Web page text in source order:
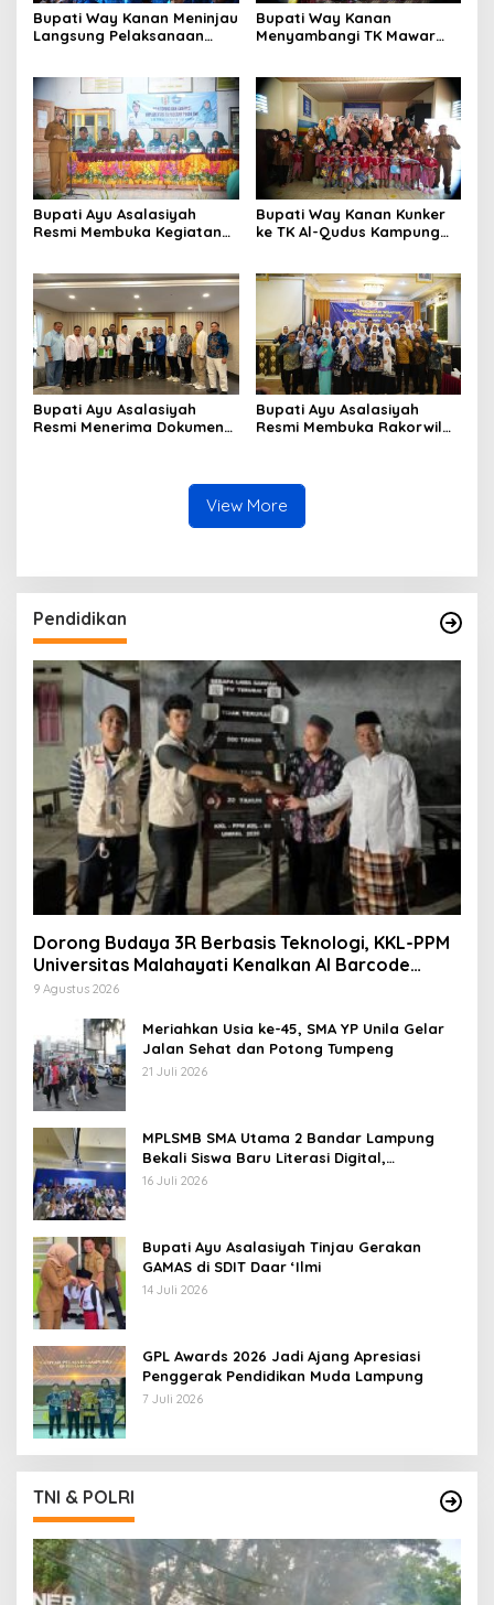
Bupati Way Kanan Meninjau
Langsung Pelaksanaan
Pembina Kampung Sri
Wijaya
Bupati Way Kanan
Menyambangi TK Mawar
Memperingati Hari Anak
Nasional
Bupati Ayu Asalasiyah
Resmi Membuka Kegiatan
Bupati Way Kanan Kunker
ke TK Al-Qudus Kampung
Bupati Ayu Asalasiyah
Resmi Menerima Dokumen
Bupati Ayu Asalasiyah
Resmi Membuka Rakorwil
View More
Pendidikan
Dorong Budaya 3R Berbasis Teknologi, KKL-PPM
Universitas Malahayati Kenalkan AI Barcode
untuk Edukasi Sampah
9 Agustus 2026
Meriahkan Usia ke-45, SMA YP Unila Gelar
Jalan Sehat dan Potong Tumpeng
21 Juli 2026
MPLSMB SMA Utama 2 Bandar Lampung
Bekali Siswa Baru Literasi Digital,
Jurnalistik, dan Etika Bermedia Sosial
16 Juli 2026
Bupati Ayu Asalasiyah Tinjau Gerakan
GAMAS di SDIT Daar ‘Ilmi
14 Juli 2026
GPL Awards 2026 Jadi Ajang Apresiasi
Penggerak Pendidikan Muda Lampung
7 Juli 2026
TNI & POLRI